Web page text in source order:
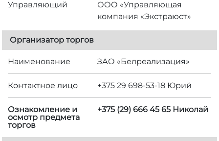
Управляющий
ООО «Управляющая
компания «Экстраюст»
Организатор торгов
Наименование ЗАО «Белреализация»
Контактное лицо +375 29 698-53-18 Юрий
Ознакомление и
осмотр предмета
торгов
+375 (29) 666 45 65 Николай